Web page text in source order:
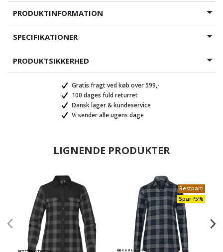
PRODUKTINFORMATION
SPECIFIKATIONER
PRODUKTSIKKERHED
Gratis fragt ved køb over 599,-
100 dages fuld returret
Dansk lager & kundeservice
Vi sender alle ugens dage
LIGNENDE PRODUKTER
Restparti
Spar 75%